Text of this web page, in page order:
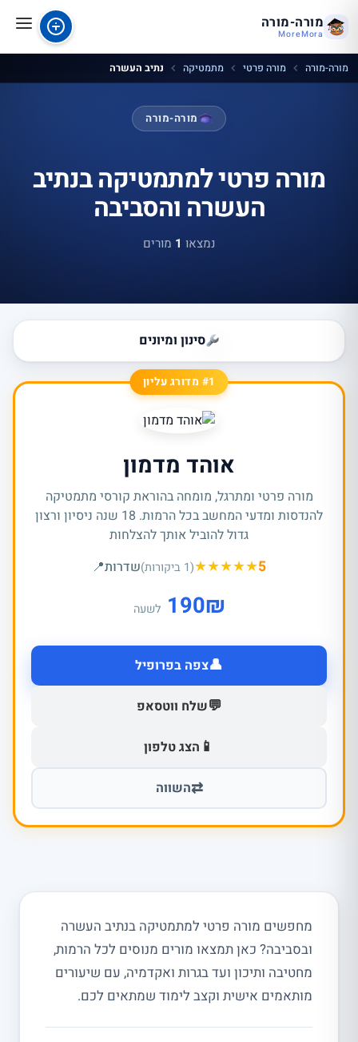
מורה-מורה
MoreMora
מורה-מורה מורה פרטי מתמטיקה נתיב העשרה
מורה-מורה
מורה פרטי למתמטיקה בנתיב
העשרה והסביבה
נמצאו 1 מורים
סינון ומיונים
#1 מדורג עליון
אוהד מדמון
מורה פרטי ומתרגל, מומחה בהוראת קורסי מתמטיקה
להנדסות ומדעי המחשב בכל הרמות. 18 שנה ניסיון ורצון
גדול להוביל אותך להצלחות
(1 ביקורות)★★★★★5 שדרות📍
₪
190 לשעה
👤צפה בפרופיל
💬שלח ווטסאפ
📱 הצג טלפון
⇄השווה
מחפשים מורה פרטי למתמטיקה בנתיב העשרה
ובסביבה? כאן תמצאו מורים מנוסים לכל הרמות,
מחטיבה ותיכון ועד בגרות ואקדמיה, עם שיעורים
מותאמים אישית וקצב לימוד שמתאים לכם.